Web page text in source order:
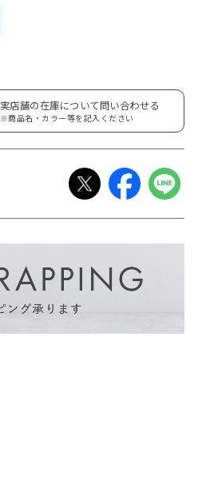
実店舗の在庫について問い合わせる
※商品名・カラー等を記入ください